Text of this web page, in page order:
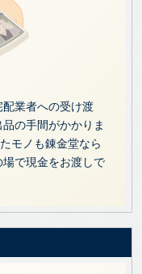
業者への受け渡
の手間がかかりま
モノも錬金堂なら
で現金をお渡しで